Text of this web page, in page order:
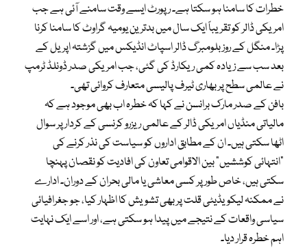
خطرات کا سامنا ہو سکتا ہے۔ رپورٹ ایسے وقت سامنے آئی ہے جب
امریکی ڈالر کو تقریباً ایک سال میں بدترین یومیہ گراوٹ کا سامنا کرنا
پڑا۔ منگل کے روز بلومبرگ ڈالر اسپاٹ انڈیکس میں گزشتہ اپریل کے
بعد سب سے زیادہ کمی ریکارڈ کی گئی، جب امریکی صدر ڈونلڈ ٹرمپ
نے عالمی سطح پر بھاری ٹیرف پالیسی متعارف کروائی تھی۔
بافن کے صدر مارک برانسن نے کہا کہ خطرہ اب بھی موجود ہے کہ
مالیاتی منڈیاں امریکی ڈالر کے عالمی ریزرو کرنسی کے کردار پر سوال
اٹھا سکتی ہیں۔ ان کے مطابق اداروں کو سیاست کی نذر کرنے کی
“انتہائی کوششیں” بین الاقوامی تعاون کی افادیت کو نقصان پہنچا
سکتی ہیں، خاص طور پر کسی معاشی یا مالی بحران کے دوران۔ ادارے
نے ممکنہ لیکویڈیٹی قلت پر بھی تشویش کا اظہار کیا، جو جغرافیائی
سیاسی واقعات کے نتیجے میں پیدا ہو سکتی ہے، اور اسے ایک نہایت
اہم خطرہ قرار دیا۔